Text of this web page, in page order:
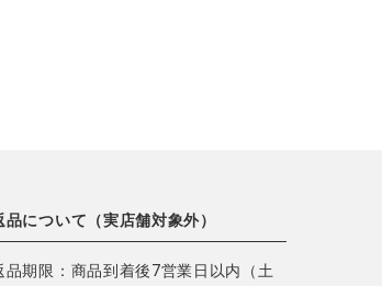
品について（実店舗対象外）
品期限：商品到着後7営業日以内（土